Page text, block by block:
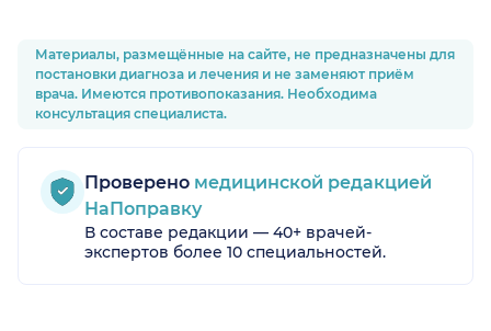
Материалы, размещённые на сайте, не предназначены для
постановки диагноза и лечения и не заменяют приём
врача. Имеются противопоказания. Необходима
консультация специалиста.
Проверено медицинской редакцией
НаПоправку
В составе редакции — 40+ врачей-
экспертов более 10 специальностей.